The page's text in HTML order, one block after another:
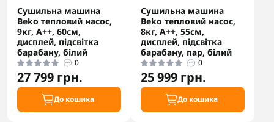
Сушильна машина
Beko тепловий насос,
9кг, A++, 60см,
дисплей, підсвітка
барабану, білий
0
27 799 грн.
До кошика
Сушильна машина
Beko тепловий насос,
8кг, A++, 55см,
дисплей, підсвітка
барабану, пар, білий
0
25 999 грн.
До кошика